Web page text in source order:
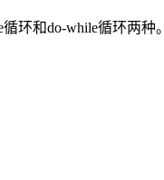
环和do-while循环两种。